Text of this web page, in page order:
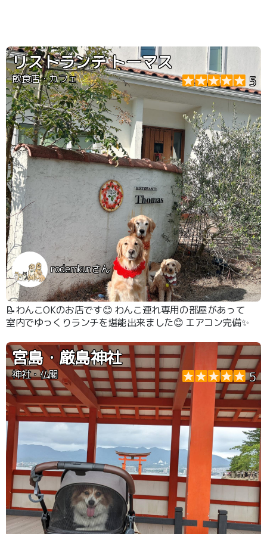
リストランテ トーマス
飲食店・カフェ 5
rodemkunさん
📝わんこOKのお店です😊 わんこ連れ専用の部屋があって
室内でゆっくりランチを堪能出来ました😊 エアコン完備✨️
宮島・厳島神社
神社・仏閣 5